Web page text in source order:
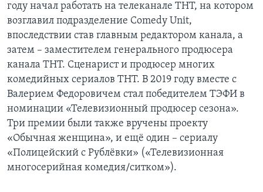
году начал работать на телеканале ТНТ, на котором
возглавил подразделение Comedy Unit,
впоследствии став главным редактором канала, а
затем – заместителем генерального продюсера
канала ТНТ. Сценарист и продюсер многих
комедийных сериалов ТНТ. В 2019 году вместе с
Валерием Федоровичем стал победителем ТЭФИ в
номинации «Телевизионный продюсер сезона».
Три премии были также вручены проекту
«Обычная женщина», и ещё один – сериалу
«Полицейский с Рублёвки» («Телевизионная
многосерийная комедия/ситком»).